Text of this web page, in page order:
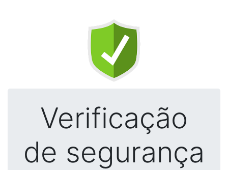
Verificação
de segurança